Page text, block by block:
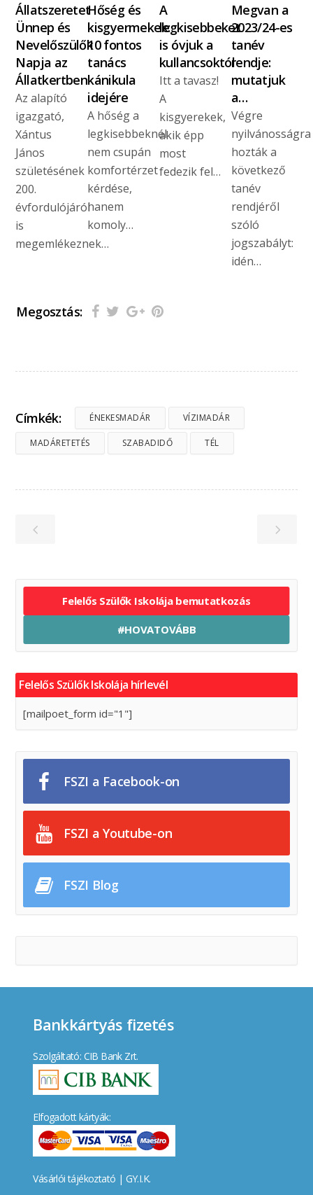
Állatszeretet
Ünnep és
Nevelőszülők
Napja az
Állatkertben
Az alapító
igazgató,
Xántus
János
születésének
200.
évfordulójáról
is
megemlékeznek…
Hőség és
kisgyermekek:
10 fontos
tanács
kánikula
idejére
A hőség a
legkisebbeknél
nem csupán
komfortérzet
kérdése,
hanem
komoly…
A
legkisebbeket
is óvjuk a
kullancsoktól
Itt a tavasz!
A
kisgyerekek,
akik épp
most
fedezik fel…
Megvan a
2023/24-es
tanév
rendje:
mutatjuk
a…
Végre
nyilvánosságra
hozták a
következő
tanév
rendjéről
szóló
jogszabályt:
idén…
Megosztás:
Címkék: ÉNEKESMADÁR VÍZIMADÁR
MADÁRETETÉS SZABADIDŐ TÉL
Felelős Szülők Iskolája bemutatkozás
#HOVATOVÁBB
Felelős Szülők Iskolája hírlevél
[mailpoet_form id="1"]
FSZI a Facebook-on
FSZI a Youtube-on
FSZI Blog
Bankkártyás fizetés
Szolgáltató: CIB Bank Zrt.
Elfogadott kártyák:
Vásárlói tájékoztató | GY.I.K.